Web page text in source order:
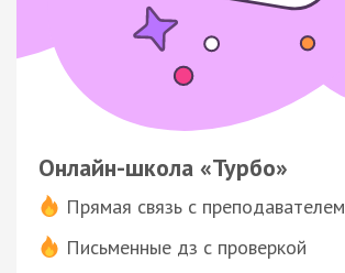
Онлайн-школа «Турбо»
Прямая связь с преподавателем
Письменные дз с проверкой